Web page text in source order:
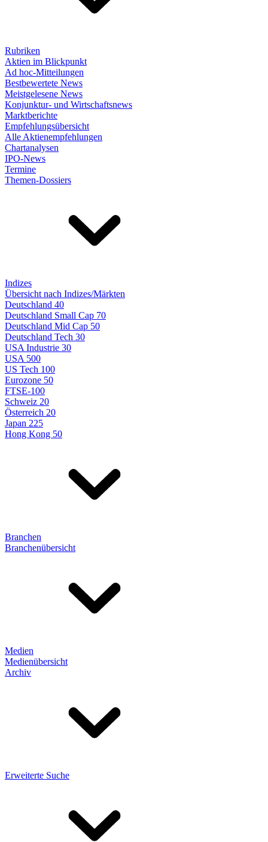
Rubriken
Aktien im Blickpunkt
Ad hoc-Mitteilungen
Bestbewertete News
Meistgelesene News
Konjunktur- und Wirtschaftsnews
Marktberichte
Empfehlungsübersicht
Alle Aktienempfehlungen
Chartanalysen
IPO-News
Termine
Themen-Dossiers
Indizes
Übersicht nach Indizes/Märkten
Deutschland 40
Deutschland Small Cap 70
Deutschland Mid Cap 50
Deutschland Tech 30
USA Industrie 30
USA 500
US Tech 100
Eurozone 50
FTSE-100
Schweiz 20
Österreich 20
Japan 225
Hong Kong 50
Branchen
Branchenübersicht
Medien
Medienübersicht
Archiv
Erweiterte Suche